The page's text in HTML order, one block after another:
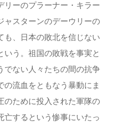
リーのプラーナー・キラー
ャスターンのデーウリーの
も、日本の敗北を信じない
いう。祖国の敗戦を事実と
でない人々たちの間の抗争
の流血をともなう暴動にま
のために投入された軍隊の
亡するという惨事にいたっ